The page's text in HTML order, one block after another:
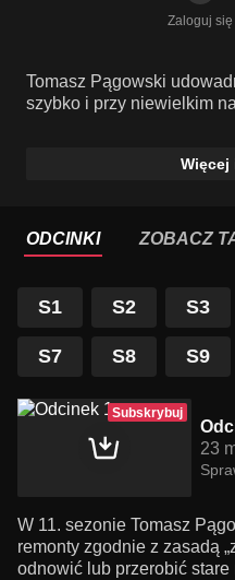
Zaloguj się
Tomasz Pągowski
szybko i przy niewielkim
Więcej
ODCINKI ZOBACZ
S1 S2 S3
S7 S8 S9
Subskrybuj
23
W 11. sezonie Tomasz
remonty zgodnie z zasadą
odnowić lub przerobić